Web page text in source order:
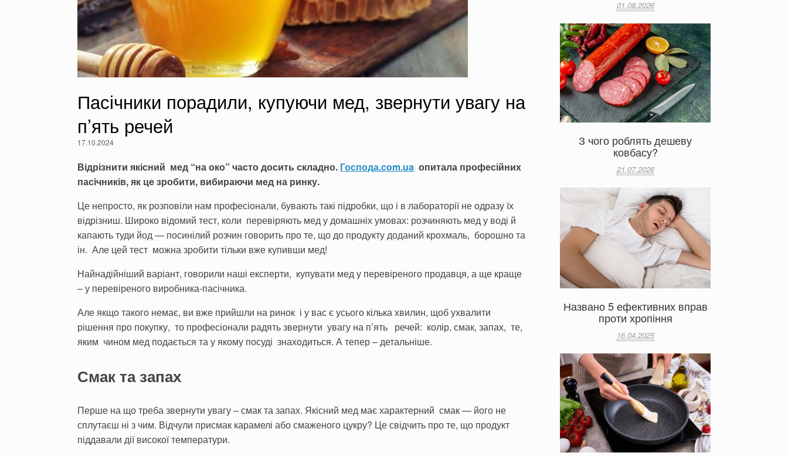
Пасічники порадили, купуючи мед, звернути увагу на
п’ять речей
17.10.2024
Відрізнити якісний мед “на око” часто досить складно. Господа.com.ua опитала професійних
пасічників, як це зробити, вибираючи мед на ринку.
Це непросто, як розповіли нам професіонали, бувають такі підробки, що і в лабораторії не одразу їх
відрізниш. Широко відомий тест, коли перевіряють мед у домашніх умовах: розчиняють мед у воді й
капають туди йод — посинілий розчин говорить про те, що до продукту доданий крохмаль, борошно та
ін. Але цей тест можна зробити тільки вже купивши мед!
Найнадійніший варіант, говорили наші експерти, купувати мед у перевіреного продавця, а ще краще
– у перевіреного виробника-пасічника.
Але якщо такого немає, ви вже прийшли на ринок і у вас є усього кілька хвилин, щоб ухвалити
рішення про покупку, то професіонали радять звернути увагу на п’ять речей: колір, смак, запах, те,
яким чином мед подається та у якому посуді знаходиться. А тепер – детальніше.
Смак та запах
Перше на що треба звернути увагу – смак та запах. Якісний мед має характерний смак — його не
сплутаєш ні з чим. Відчули присмак карамелі або смаженого цукру? Це свідчить про те, що продукт
піддавали дії високої температури.
01.08.2026
З чого роблять дешеву
ковбасу?
21.07.2026
Названо 5 ефективних вправ
проти хропіння
16.04.2025